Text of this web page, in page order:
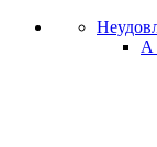
А